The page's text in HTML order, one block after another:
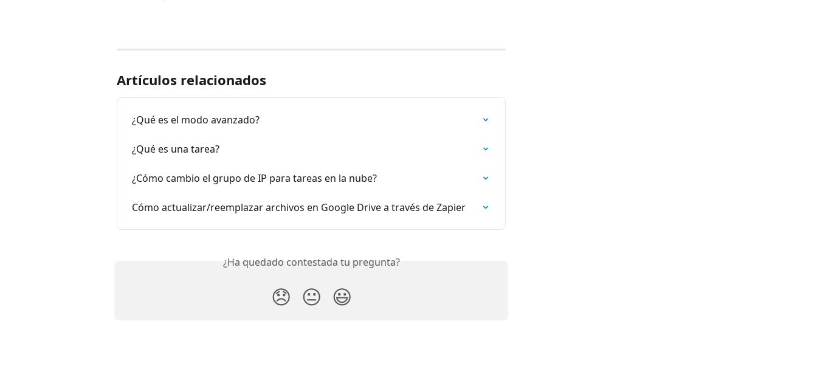
Artículos relacionados
¿Qué es el modo avanzado?
¿Qué es una tarea?
¿Cómo cambio el grupo de IP para tareas en la nube?
Cómo actualizar/reemplazar archivos en Google Drive a través de Zapier
¿Ha quedado contestada tu pregunta?
😞 😐 😃